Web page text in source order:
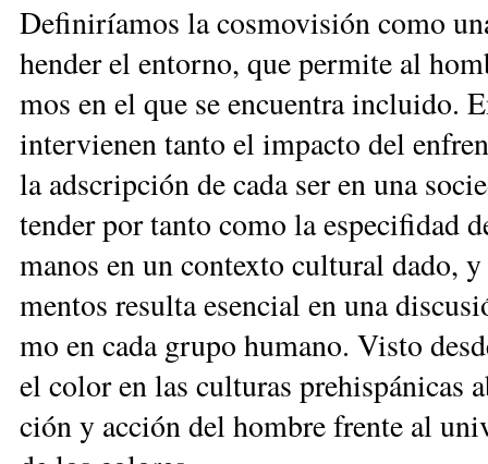
De­fi­ni­ría­mos la cos­mo­vi­sión co­mo
hen­der el en­tor­no, que per­mi­te al
mos en el que se en­cuen­tra in­clui­do.
in­ter­vie­nen tan­to el im­pac­to del
la ads­crip­ción de ca­da ser en una
ten­der por tan­to co­mo la es­pe­ci­fi­dad
ma­nos en un con­tex­to cul­tu­ral da­do,
men­tos re­sul­ta esen­cial en una
mo en ca­da gru­po hu­ma­no. Vis­to
el co­lor en las cul­tu­ras pre­his­pá­ni­cas
ción y ac­ción del hom­bre fren­te al